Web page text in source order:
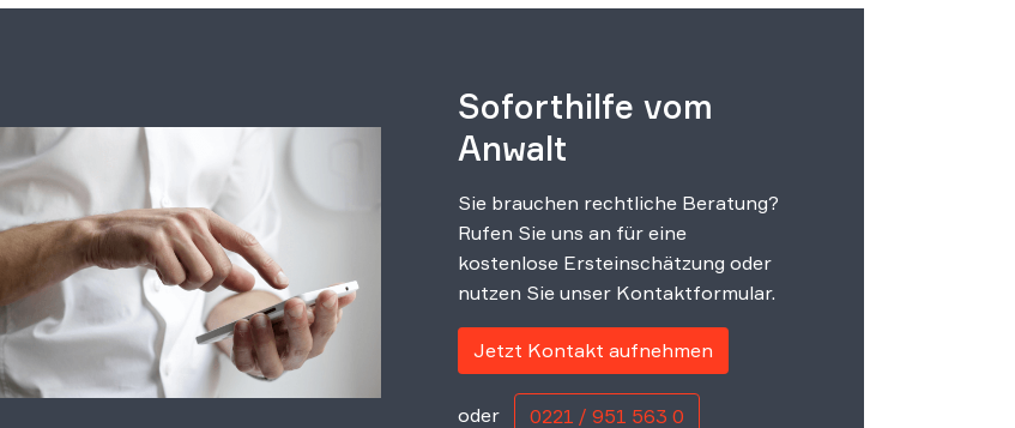
Soforthilfe vom
Anwalt
Sie brauchen rechtliche Beratung?
Rufen Sie uns an für eine
kostenlose Ersteinschätzung oder
nutzen Sie unser Kontaktformular.
Jetzt Kontakt aufnehmen
oder 0221 / 951 563 0